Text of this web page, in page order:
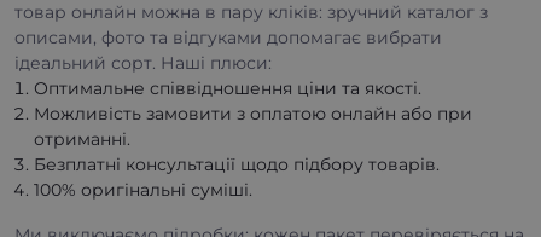
товар онлайн можна в пару кліків: зручний каталог з
описами, фото та відгуками допомагає вибрати
ідеальний сорт. Наші плюси:
Оптимальне співвідношення ціни та якості.
Можливість замовити з оплатою онлайн або при
отриманні.
Безплатні консультації щодо підбору товарів.
100% оригінальні суміші.